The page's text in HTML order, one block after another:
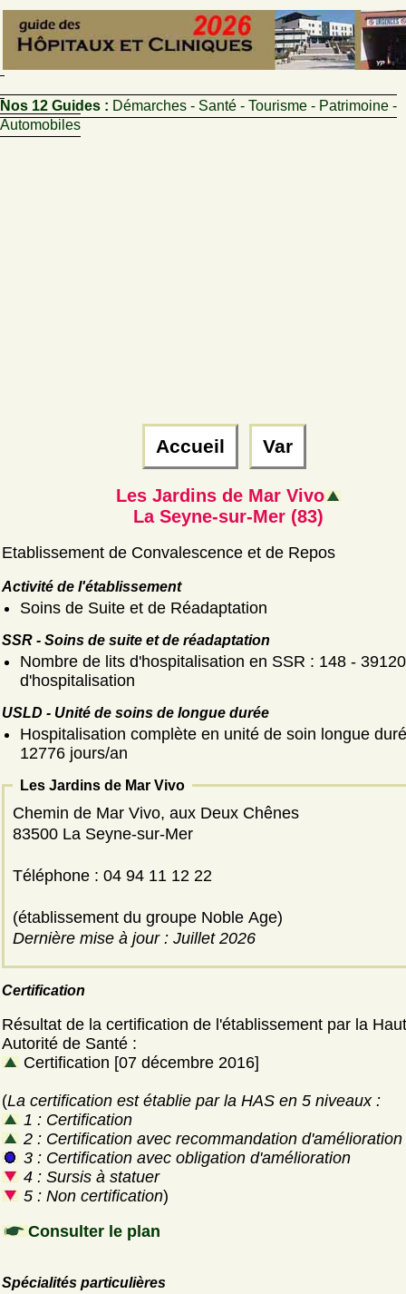
Nos 12 Guides : Démarches - Santé - Tourisme - Patrimoine -
Automobiles
Accueil Var
Les Jardins de Mar Vivo
La Seyne-sur-Mer (83)
Etablissement de Convalescence et de Repos
Activité de l'établissement
Soins de Suite et de Réadaptation
SSR - Soins de suite et de réadaptation
Nombre de lits d'hospitalisation en SSR : 148 -
d'hospitalisation
USLD - Unité de soins de longue durée
Hospitalisation complète en unité de soin longue
12776 jours/an
Les Jardins de Mar Vivo
Chemin de Mar Vivo, aux Deux Chênes
83500 La Seyne-sur-Mer
Téléphone : 04 94 11 12 22
(établissement du groupe Noble Age)
Dernière mise à jour : Juillet 2026
Certification
Résultat de la certification de l'établissement par la
Autorité de Santé :
Certification [07 décembre 2016]
(La certification est établie par la HAS en 5 niveaux :
1 : Certification
2 : Certification avec recommandation d'amélioration
3 : Certification avec obligation d'amélioration
4 : Sursis à statuer
5 : Non certification)
Consulter le plan
Spécialités particulières